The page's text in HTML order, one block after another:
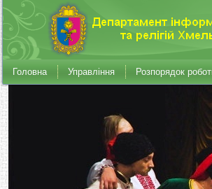
Головна Управління Розпорядок